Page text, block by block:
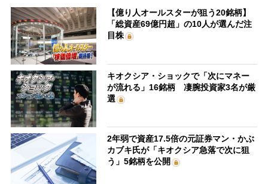
【億り人オールスターが狙う20銘柄】
「総資産69億円超」の10人が選んだ注
目株
キオクシア・ショックで「次にマネー
が流れる」16銘柄 凄腕投資家3名が厳
選
2年弱で資産17.5倍の元証券マン・かぶ
カブキ氏が「キオクシア急落で次に狙
う」5銘柄を公開